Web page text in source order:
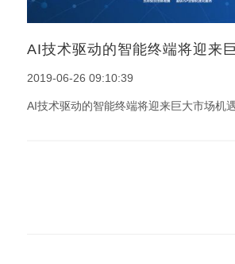
AI技术驱动的智能终端将迎来
2019-06-26 09:10:39
AI技术驱动的智能终端将迎来巨大市场机